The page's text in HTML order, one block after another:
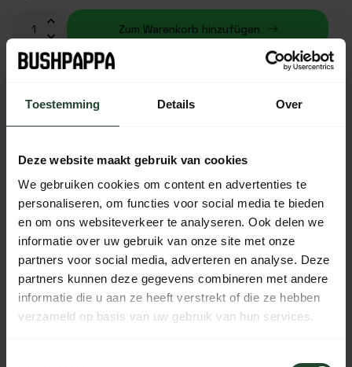
Toestemming Details Over
Deze website maakt gebruik van cookies
We gebruiken cookies om content en advertenties te
personaliseren, om functies voor social media te bieden
en om ons websiteverkeer te analyseren. Ook delen we
informatie over uw gebruik van onze site met onze
partners voor social media, adverteren en analyse. Deze
partners kunnen deze gegevens combineren met andere
informatie die u aan ze heeft verstrekt of die ze hebben
verzameld op basis van uw gebruik van hun services.
Zum Warenkorb hinzufügen
Auf Lager (11)
14 Tage Bedenkzeit mit no-nonsense Rückgaberecht
Bestellungen von Mo bis Fr vor 17:00 Uhr werden noch am
selben Tag versandt.
Jeden Tag von 10:00 bis 20:00 Uhr per Chat, Telefon oder
E-Mail erreichbar.
PRODUKTBESCHREIBUNG